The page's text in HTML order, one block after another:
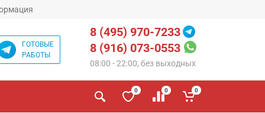
ГОТОВЫЕ
РАБОТЫ
8 (495) 970-7233
8 (916) 073-0553
08:00 - 22:00, без выходных
0 0 0